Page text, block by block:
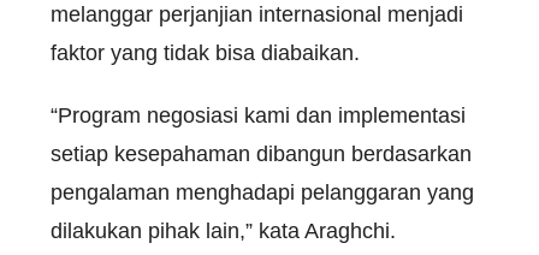
melanggar perjanjian internasional menjadi
faktor yang tidak bisa diabaikan.
“Program negosiasi kami dan implementasi
setiap kesepahaman dibangun berdasarkan
pengalaman menghadapi pelanggaran yang
dilakukan pihak lain,” kata Araghchi.